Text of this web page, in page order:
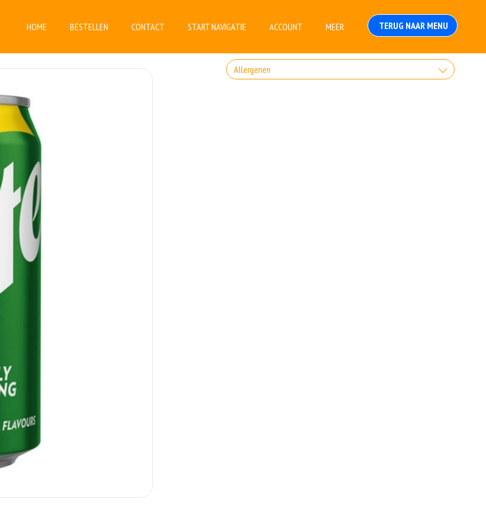
HOME BESTELLEN CONTACT START NAVIGATIE ACCOUNT MEER TERUG NAAR MENU
Allergenen